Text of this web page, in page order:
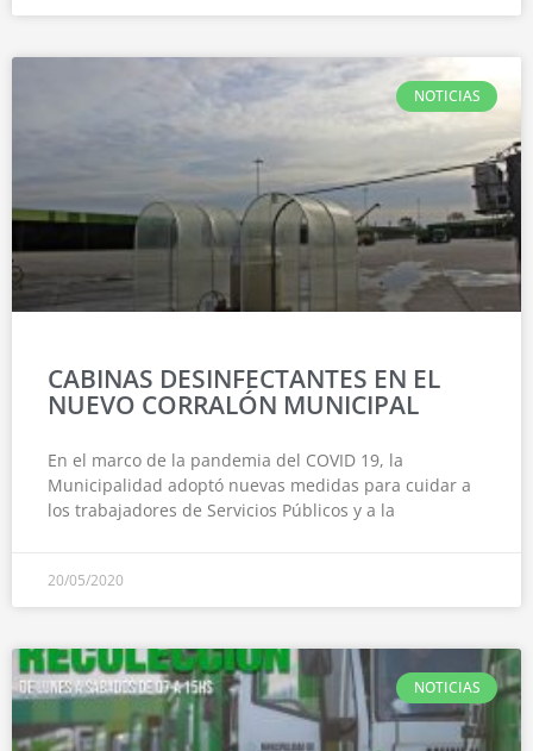
NOTICIAS
CABINAS DESINFECTANTES EN EL
NUEVO CORRALÓN MUNICIPAL
En el marco de la pandemia del COVID 19, la
Municipalidad adoptó nuevas medidas para cuidar a
los trabajadores de Servicios Públicos y a la
20/05/2020
NOTICIAS